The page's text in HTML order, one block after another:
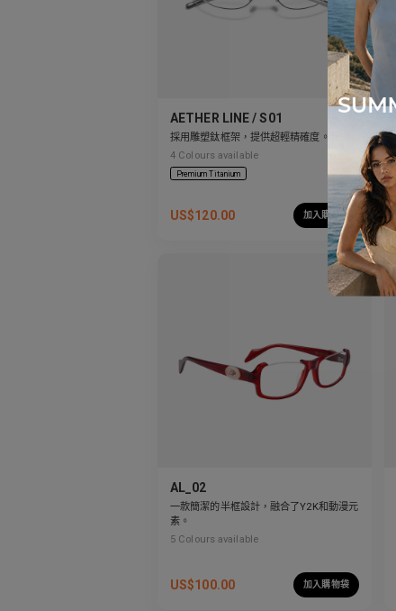
AETHER LINE / S01
採用雕塑鈦框架，提供超輕精確度。
4 Colours available
Premium Titanium
US$120.00 加入購物袋
AL_02
一款簡潔的半框設計，融合了Y2K和動漫元
素。
5 Colours available
US$100.00 加入購物袋